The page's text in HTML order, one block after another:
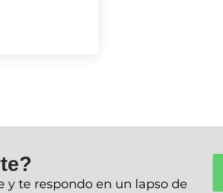
y te respondo en un lapso de